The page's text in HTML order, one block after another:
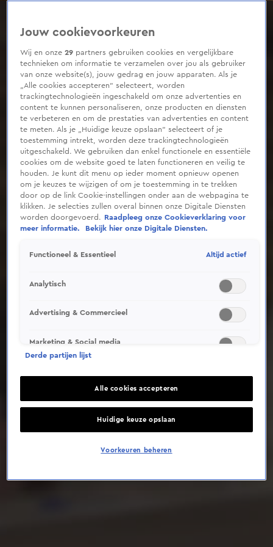
seconds
Deze video is niet beschikbaar op je huidige locatie
Jouw cookievoorkeuren
Wij en onze29 partners gebruiken cookies en vergelijkbare
technieken om informatie te verzamelen over jou als gebruiker
van onze website(s), jouw gedrag en jouw apparaten. Als je
„Alle cookies accepteren” selecteert, worden
trackingtechnologieën ingeschakeld om onze advertenties en
content te kunnen personaliseren, onze producten en diensten
te verbeteren en om de prestaties van advertenties en content
te meten. Als je „Huidige keuze opslaan” selecteert of je
toestemming intrekt, worden deze trackingtechnologieën
uitgeschakeld. We gebruiken dan enkel functionele en essentiële
cookies om de website goed te laten functioneren en veilig te
houden. Je kunt dit menu op ieder moment opnieuw openen
om je keuzes te wijzigen of om je toestemming in te trekken
door op de link Cookie-instellingen onder aan de webpagina te
klikken. Je selecties zullen overal binnen onze Digitale Diensten
worden doorgevoerd.
Raadpleeg onze Cookieverklaring voor
meer informatie.
Bekijk hier onze Digitale Diensten.
Functioneel & Essentieel Altijd actief
Analytisch
Advertising & Commercieel
Marketing & Social media
Derde partijen lijst
Alle cookies accepteren
Huidige keuze opslaan
Voorkeuren beheren